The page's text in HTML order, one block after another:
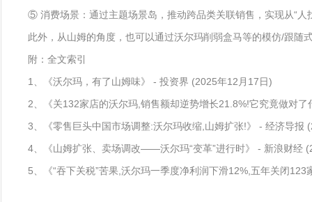
⑤ 消费场景：通过主题场景岛，推动跨品类关联销售，实现从“人
此外，从山姆的角度，也可以通过沃尔玛削弱盒马等的模仿/跟随
附：全文索引
1、《沃尔玛，有了山姆味》 - 投资界 (2025年12月17日)
2、《关132家店的沃尔玛,销售额却逆势增长21.8%!它究竟做对
3、《零售巨头中国市场调整:沃尔玛收缩,山姆扩张!》 - 经济导报
4、《山姆扩张、卖场调改——沃尔玛“变革”进行时》 - 新浪财经
5、《“吞下关税”苦果,沃尔玛一季度净利润下滑12%,五年关闭